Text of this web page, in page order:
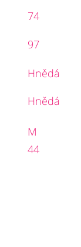
74
97
Hnědá
Hnědá
M
44